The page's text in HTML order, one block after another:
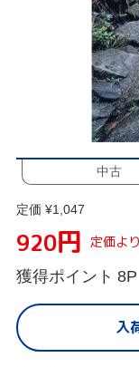
中古
定価 ¥1,047
920円 定価よ
獲得ポイント 8P
入